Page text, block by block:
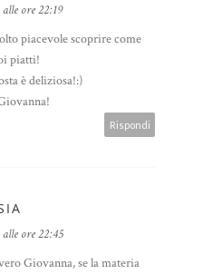
ore 22:19
piacevole scoprire come
piatti!
è deliziosa!:)
Rispondi
ore 22:45
Giovanna, se la materia